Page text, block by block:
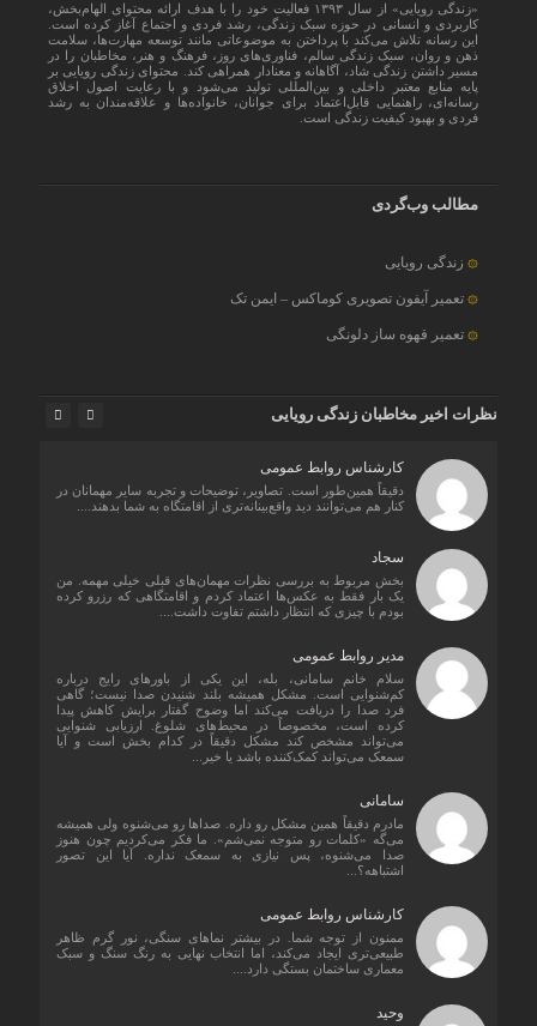
«زندگی رویایی» از سال ۱۳۹۳ فعالیت خود را با هدف ارائه محتوای الهام‌بخش،
کاربردی و انسانی در حوزه سبک زندگی، رشد فردی و اجتماع آغاز کرده است.
این رسانه تلاش می‌کند با پرداختن به موضوعاتی مانند توسعه مهارت‌ها، سلامت
ذهن و روان، سبک زندگی سالم، فناوری‌های روز، فرهنگ و هنر، مخاطبان را در
مسیر داشتن زندگی شاد، آگاهانه و معنادار همراهی کند. محتوای زندگی رویایی بر
پایه منابع معتبر داخلی و بین‌المللی تولید می‌شود و با رعایت اصول اخلاق
رسانه‌ای، راهنمایی قابل‌اعتماد برای جوانان، خانواده‌ها و علاقه‌مندان به رشد
فردی و بهبود کیفیت زندگی است.
مطالب وب‌گردی
زندگی رویایی
تعمیر آیفون تصویری کوماکس – ایمن تک
تعمیر قهوه ساز دلونگی
نظرات اخیر مخاطبان زندگی رویایی
کارشناس روابط عمومی
دقیقاً همین‌طور است. تصاویر، توضیحات و تجربه سایر مهمانان در
کنار هم می‌توانند دید واقع‌بینانه‌تری از اقامتگاه به شما بدهند....
سجاد
بخش مربوط به بررسی نظرات مهمان‌های قبلی خیلی مهمه. من
یک بار فقط به عکس‌ها اعتماد کردم و اقامتگاهی که رزرو کرده
بودم با چیزی که انتظار داشتم تفاوت داشت....
مدیر روابط عمومی
سلام خانم سامانی، بله، این یکی از باورهای رایج درباره
کم‌شنوایی است. مشکل همیشه بلند شنیدن صدا نیست؛ گاهی
فرد صدا را دریافت می‌کند اما وضوح گفتار برایش کاهش پیدا
کرده است، مخصوصاً در محیط‌های شلوغ. ارزیابی شنوایی
می‌تواند مشخص کند مشکل دقیقاً در کدام بخش است و آیا
سمعک می‌تواند کمک‌کننده باشد یا خیر...
سامانی
مادرم دقیقاً همین مشکل رو داره. صداها رو می‌شنوه ولی همیشه
می‌گه «کلمات رو متوجه نمی‌شم». ما فکر می‌کردیم چون هنوز
صدا می‌شنوه، پس نیازی به سمعک نداره. آیا این تصور
اشتباهه؟...
کارشناس روابط عمومی
ممنون از توجه شما. در بیشتر نماهای سنگی، نور گرم ظاهر
طبیعی‌تری ایجاد می‌کند، اما انتخاب نهایی به رنگ سنگ و سبک
معماری ساختمان بستگی دارد....
وحید